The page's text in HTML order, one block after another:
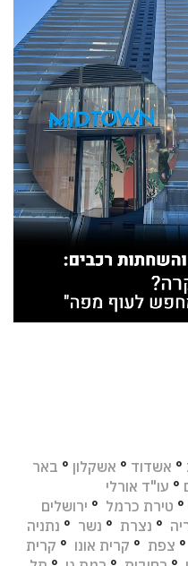
° אשדוד ° אשקלון ° באר
° עו"ד אורלי
° טירת כרמל ° ירושלים
° נצרת ° נשר ° נתניה
° צפת ° קרית אונו ° קרית